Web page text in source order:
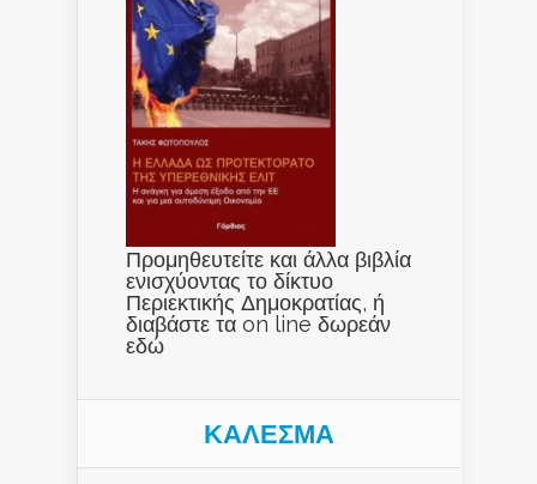
Προμηθευτείτε και άλλα βιβλία
ενισχύοντας το δίκτυο
Περιεκτικής Δημοκρατίας, ή
διαβάστε τα on line δωρεάν
εδώ
ΚΑΛΕΣΜΑ